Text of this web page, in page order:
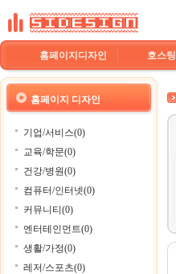
홈페이지디자인 호스팅
홈페이지 디자인
기업/서비스(0)
교육/학문(0)
건강/병원(0)
컴퓨터/인터넷(0)
커뮤니티(0)
엔터테인먼트(0)
생활/가정(0)
레저/스포츠(0)